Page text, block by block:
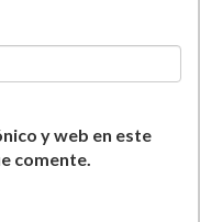
y web en este
comente.